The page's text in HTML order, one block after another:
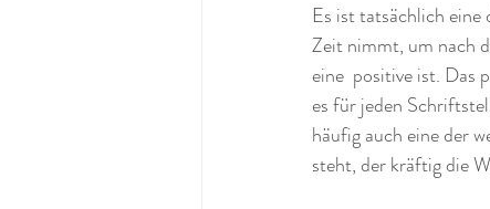
Es ist tatsächlich eine
Zeit nimmt, um nach
eine  positive ist. Das
es für jeden
häufig auch eine der
steht, der kräftig die